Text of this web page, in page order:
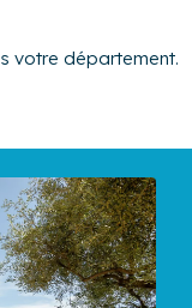
votre département.